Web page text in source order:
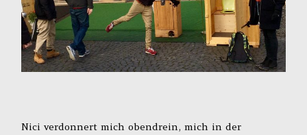
Nici verdonnert mich obendrein, mich in der